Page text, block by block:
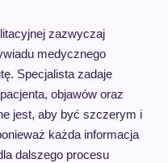
zazwyczaj
medycznego
Specjalista zadaje
objawów oraz
jest, aby być szczerym i
każda informacja
dalszego procesu